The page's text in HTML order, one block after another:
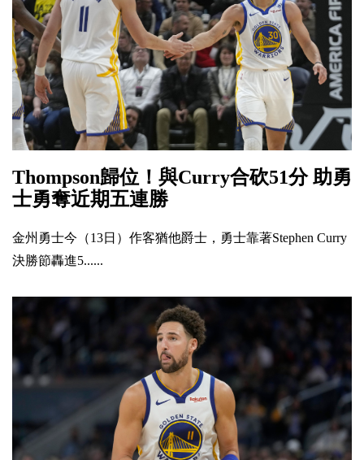
Thompson歸位！與Curry合砍51分 助勇
士勇奪近期五連勝
金州勇士今（13日）作客猶他爵士，勇士靠著Stephen Curry
決勝節轟進5......